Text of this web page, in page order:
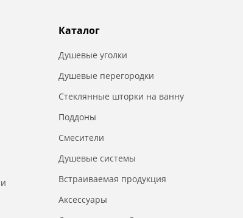
Каталог
Душевые уголки
Душевые перегородки
Стеклянные шторки на ванну
Поддоны
Смесители
Душевые системы
Встраиваемая продукция
Аксессуары